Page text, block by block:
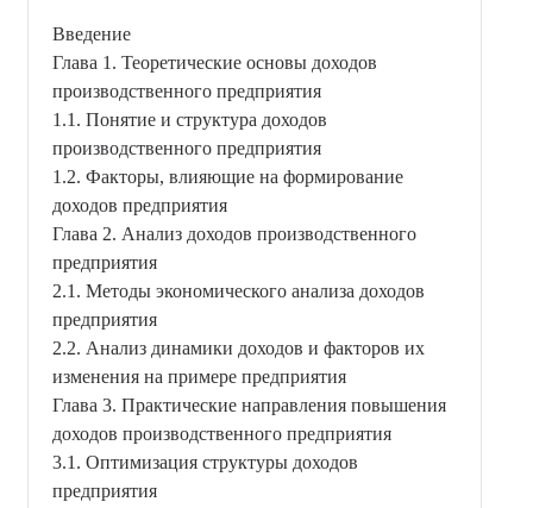
Введение
Глава 1. Теоретические основы доходов
производственного предприятия
1.1. Понятие и структура доходов
производственного предприятия
1.2. Факторы, влияющие на формирование
доходов предприятия
Глава 2. Анализ доходов производственного
предприятия
2.1. Методы экономического анализа доходов
предприятия
2.2. Анализ динамики доходов и факторов их
изменения на примере предприятия
Глава 3. Практические направления повышения
доходов производственного предприятия
3.1. Оптимизация структуры доходов
предприятия